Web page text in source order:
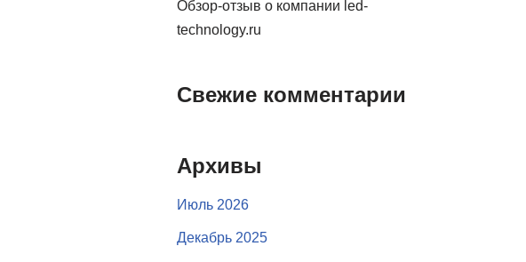
Обзор-отзыв о компании led-
technology.ru
Свежие комментарии
Архивы
Июль 2026
Декабрь 2025